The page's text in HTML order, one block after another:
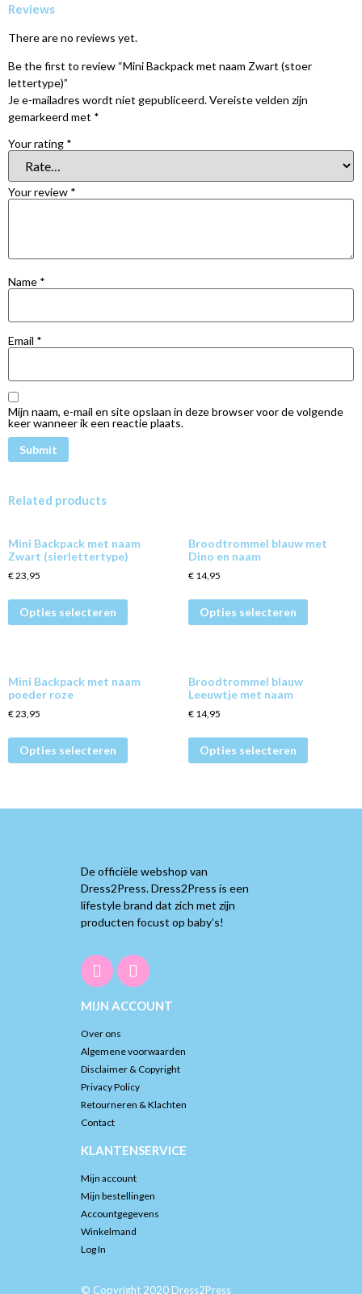
Reviews
There are no reviews yet.
Be the first to review “Mini Backpack met naam Zwart (stoer
lettertype)”
Je e-mailadres wordt niet gepubliceerd.Vereiste velden zijn
gemarkeerd met *
Your rating *
Your review *
Name *
Email *
Mijn naam, e-mail en site opslaan in deze browser voor de volgende
keer wanneer ik een reactie plaats.
Related products
Mini Backpack met naam
Zwart (sierlettertype)
€23,95
Opties selecteren
Broodtrommel blauw met
Dino en naam
€14,95
Opties selecteren
Mini Backpack met naam
poeder roze
€23,95
Opties selecteren
Broodtrommel blauw
Leeuwtje met naam
€14,95
Opties selecteren
De officiële webshop van
Dress2Press. Dress2Press is een
lifestyle brand dat zich met zijn
producten focust op baby’s!
MIJN ACCOUNT
Over ons
Algemene voorwaarden
Disclaimer & Copyright
Privacy Policy
Retourneren & Klachten
Contact
KLANTENSERVICE
Mijn account
Mijn bestellingen
Accountgegevens
Winkelmand
Log In
© Copyright 2020 Dress2Press